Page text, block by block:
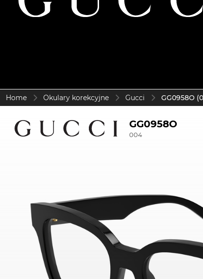
Home Okulary korekcyjne Gucci GG0958O
GG0958O
004